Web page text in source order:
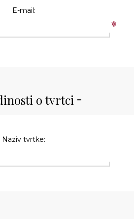
E-mail:
*
o tvrtci
Naziv tvrtke: